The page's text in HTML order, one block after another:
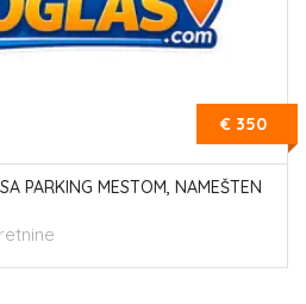
€ 350
PARKING MESTOM, NAMEŠTEN